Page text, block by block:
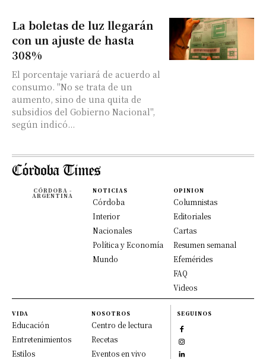
La boletas de luz llegarán
con un ajuste de hasta
308%
El porcentaje variará de acuerdo al
consumo. "No se trata de un
aumento, sino de una quita de
subsidios del Gobierno Nacional",
según indicó...
CÓRDOBA -
ARGENTINA
NOTICIAS
Córdoba
Interior
Nacionales
Política y Economía
Mundo
OPINION
Columnistas
Editoriales
Cartas
Resumen semanal
Efemérides
FAQ
Videos
VIDA
Educación
Entretenimientos
Estilos
NOSOTROS
Centro de lectura
Recetas
Eventos en vivo
SEGUINOS